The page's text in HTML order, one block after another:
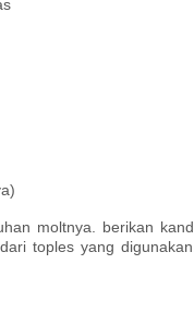
moltnya. berikan
toples yang